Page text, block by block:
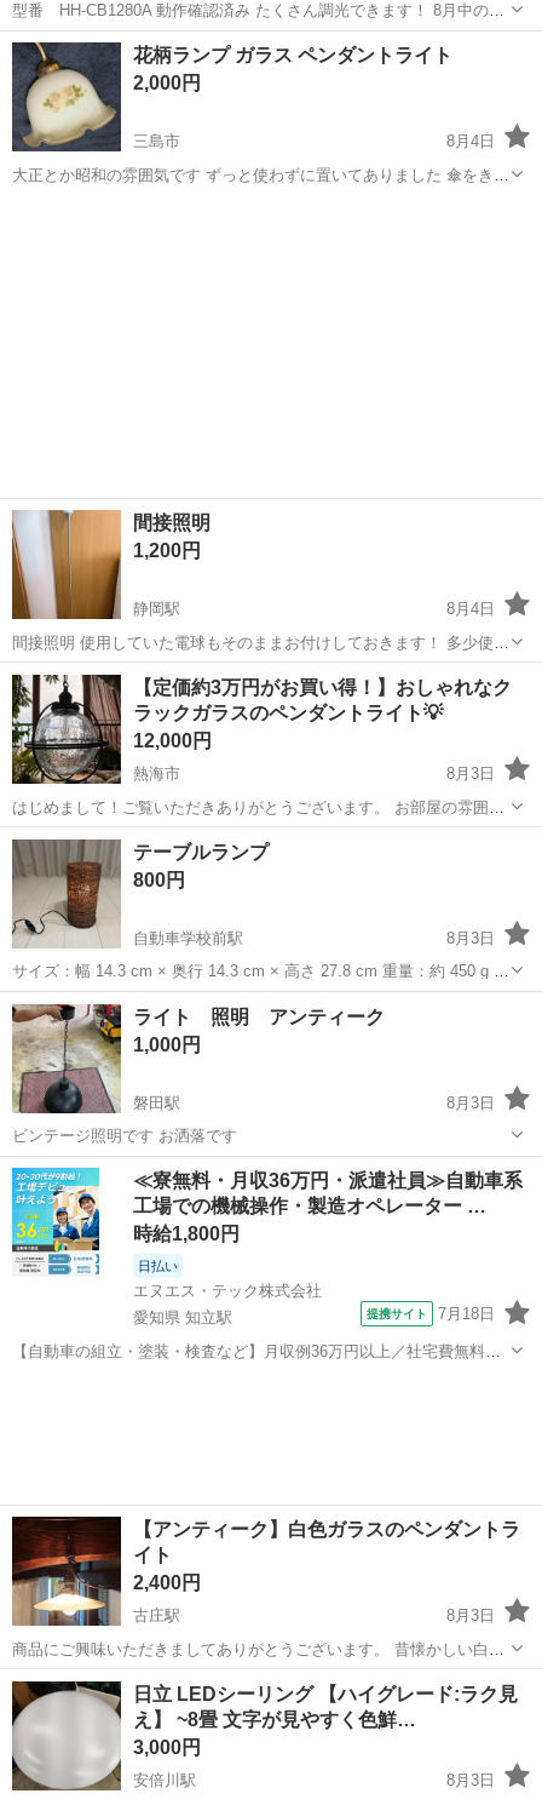
型番 HH-CB1280A 動作確認済み たくさん調光できます！ 8月中の引
き取り限定です。 8月中旬までに売れなければ処分予定です。
静岡 藤枝市 照明器具 シーリングライト
花柄ランプ ガラス ペンダントライト
2,000円
三島市
8月4日
大正とか昭和の雰囲気です ずっと使わずに置いてありました 傘をきれ
間接照明
1,200円
静岡駅
8月4日
間接照明 使用していた電球もそのままお付けしておきます！ 多少使用
感あり 値引き交渉ご遠慮下さい。 【受け渡し場所】 セブン-イレブン
静岡本通４丁目店 〒420-0028 静岡県静岡市葵区屋形町２５
静岡 静岡市 静岡駅 照明器具 間接照明
【定価約3万円がお買い得！】おしゃれなク
ラックガラスのペンダントライト💡
12,000円
熱海市
8月3日
はじめまして！ご覧いただきありがとうございます。 お部屋の雰囲気
をグッとおしゃれにしてくれる、素敵なペンダントライト（吊り下げ
照明）をお譲りします。 丸いガラスにはひび割れ加工（クラックガラ
ス）が施されており、明かりを灯...
静岡 熱海市 照明器具
テーブルランプ
800円
自動車学校前駅
8月3日
サイズ：幅 14.3 cm × 奥行 14.3 cm × 高さ 27.8 cm 重量：約 450 g コ
ード長さ：約 1.8 m カラー：ダークブラウン（DBR） ご検討よろしく
お願いします🙇
静岡 浜松市 自動車学校前駅
ライト 照明 アンティーク
1,000円
磐田駅
8月3日
ビンテージ照明です お洒落です
静岡 磐田市 磐田駅 照明器具 アンティーク
≪寮無料・月収36万円・派遣社員≫自動車系
工場での機械操作・製造オペレーター …
時給1,800円
日払い
エヌエス・テック株式会社
愛知県 知立駅
提携サイト 7月18日
【自動車の組立・塗装・検査など】月収例36万円以上／社宅費無料／
【アンティーク】白色ガラスのペンダントラ
イト
2,400円
古庄駅
8月3日
商品にご興味いただきましてありがとうございます。 昔懐かしい白色
ガラス電笠の出品です。 この照明は、大正から昭和初期のレトロな雰
囲気を残すミルクガラス（乳白色ガラス）製の平笠ペンダントライト
（電笠）です。 写真のLED電...
静岡 静岡市 古庄駅 照明器具 ガラス
日立 LEDシーリング 【ハイグレード:ラク見
え】 ~8畳 文字が見やすく色鮮…
3,000円
安倍川駅
8月3日